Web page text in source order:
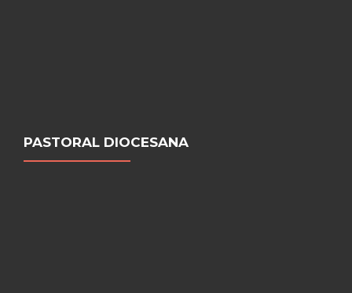
PASTORAL DIOCESANA